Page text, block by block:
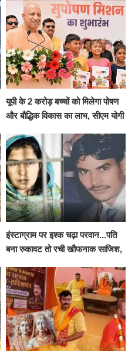
यूपी के 2 करोड़ बच्चों को मिलेगा पोषण
और बौद्धिक विकास का लाभ, सीएम योगी
इंस्टाग्राम पर इश्क चढ़ा परवान...पति
बना रुकावट तो रची खौफनाक साजिश,
के घाट